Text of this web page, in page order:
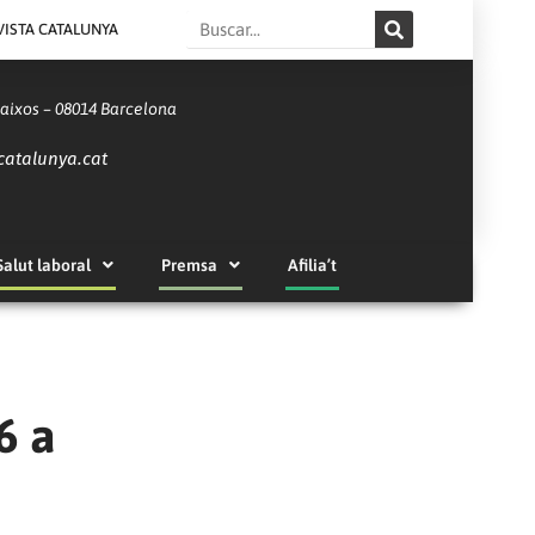
CATALUNYA Search
– 08014 Barcelona
laboral Premsa Afilia’t
a